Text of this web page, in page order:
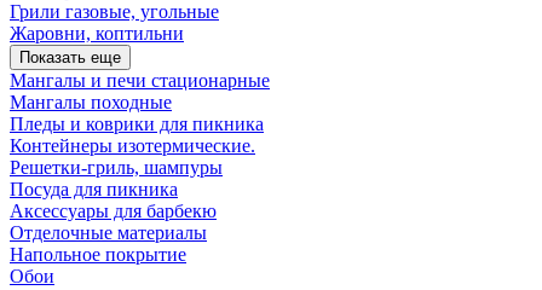
Грили газовые, угольные
Жаровни, коптильни
Показать еще
Мангалы и печи стационарные
Мангалы походные
Пледы и коврики для пикника
Контейнеры изотермические.
Решетки-гриль, шампуры
Посуда для пикника
Аксессуары для барбекю
Отделочные материалы
Напольное покрытие
Обои